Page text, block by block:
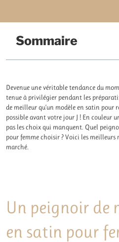
Sommaire
Devenue une véritable tendance du
tenue à privilégier pendant les
de meilleur qu’un modèle en satin pour
possible avant votre jour J ! En couleur
pas les choix qui manquent. Quel
pour femme choisir ? Voici les meilleurs
marché.
Un peignoir de
en satin pour